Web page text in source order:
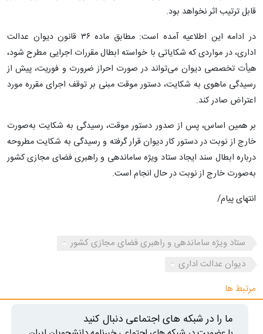
قابل ترتیب اثر نخواهد بود.
در ادامه این اطلاعیه آمده است: مطابق ماده ۳۶ قانون دیوان عدالت
اداری، در مواردی که شکایاتی با خواسته ابطال مقررات اجرایی مطرح شود،
هیأت تخصصی دیوان می‌تواند در صورت احراز ضرورت و فوریت، پیش از
رسیدگی ماهوی به شکایت، دستور موقت مبنی بر توقف اجرای مقرره مورد
اعتراض صادر کند.
بر همین اساس، پس از صدور دستور موقت، رسیدگی به شکایت به‌صورت
خارج از نوبت در دستور کار دیوان قرار گرفته و رسیدگی به شکایت مطروحه
درباره ابطال سند ایجاد ستاد ویژه ساماندهی و راهبری فضای مجازی کشور
به‌صورت خارج از نوبت در حال انجام است.
انتهای پیام/
ستاد ویژه ساماندهی و راهبری فضای مجازی کشور
دیوان عدالت اداری
مرتبط ها
ما را در شبکه های اجتماعی دنبال کنید